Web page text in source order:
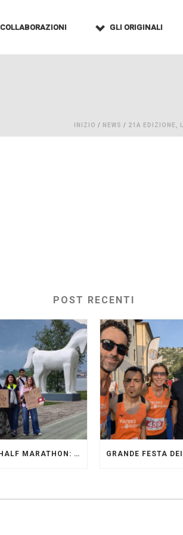
COLLABORAZIONI GLI ORIGINALI
INIZIO / NEWS / 21A EDIZIONE,
POST RECENTI
LAGO D’ISEO HALF MARATHON: ORIGINALI PRESENTI